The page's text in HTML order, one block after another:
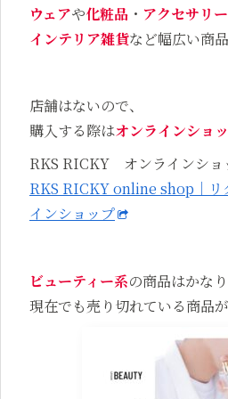
ウェアや化粧品 ・ アクセサリー
インテリア雑貨など幅広い商
店舗はないので、
購入する際はオンラインショ
RKS RICKY オンラインショ
RKS RICKY online shop｜リ
インショップ
ビューティー系の商品はかな
現在でも売り切れている商品が